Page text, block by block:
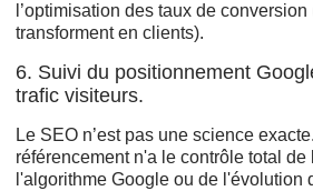
l’optimisation des taux de
transforment en clients).
6. Suivi du positionnement
trafic visiteurs.
Le SEO n’est pas une science
référencement n'a le contrôle total
l'algorithme Google ou de l'évolution